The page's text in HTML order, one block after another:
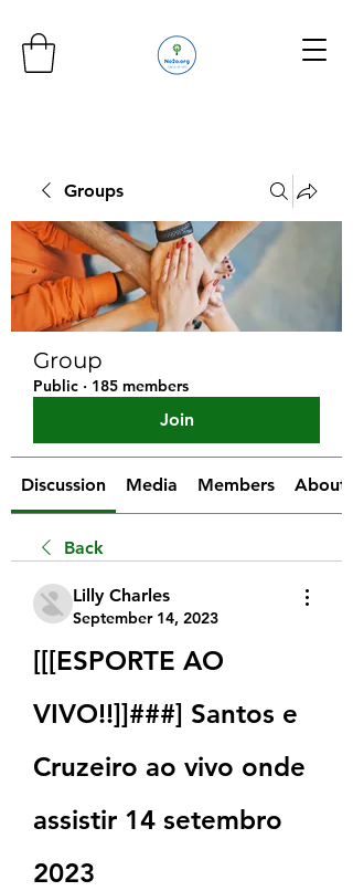
Groups
Group
Public · 185 members
Join
Discussion Media Members About
Back
Lilly Charles
September 14, 2023
[[[ESPORTE AO
VIVO!!]]###] Santos e
Cruzeiro ao vivo onde
assistir 14 setembro
2023